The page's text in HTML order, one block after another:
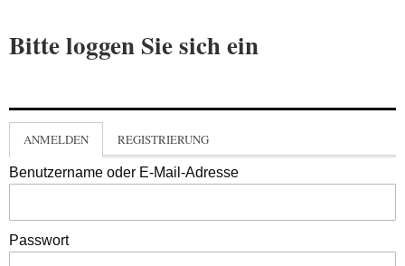
Bitte loggen Sie sich ein
ANMELDEN REGISTRIERUNG
Benutzername oder E-Mail-Adresse
Passwort